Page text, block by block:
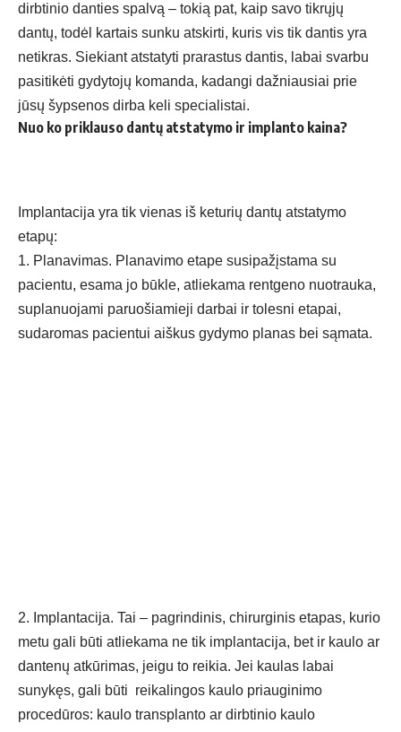
dirbtinio danties spalvą – tokią pat, kaip savo tikrųjų
dantų, todėl kartais sunku atskirti, kuris vis tik dantis yra
netikras. Siekiant atstatyti prarastus dantis, labai svarbu
pasitikėti gydytojų komanda, kadangi dažniausiai prie
jūsų šypsenos dirba keli specialistai.
Nuo ko priklauso dantų atstatymo ir implanto kaina?
Implantacija yra tik vienas iš keturių dantų atstatymo
etapų:
1. Planavimas. Planavimo etape susipažįstama su
pacientu, esama jo būkle, atliekama rentgeno nuotrauka,
suplanuojami paruošiamieji darbai ir tolesni etapai,
sudaromas pacientui aiškus gydymo planas bei sąmata.
2. Implantacija. Tai – pagrindinis, chirurginis etapas, kurio
metu gali būti atliekama ne tik implantacija, bet ir kaulo ar
dantenų atkūrimas, jeigu to reikia. Jei kaulas labai
sunykęs, gali būti reikalingos kaulo priauginimo
procedūros: kaulo transplanto ar dirbtinio kaulo